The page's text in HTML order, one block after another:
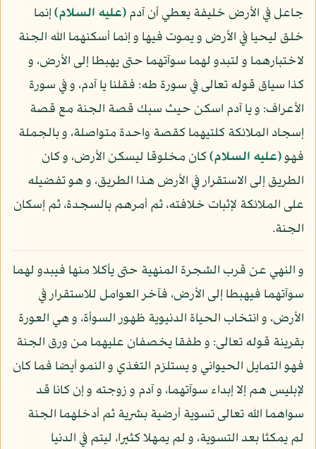
جاعل في الأرض خليفة يعطي أن آدم(عليه السلام)إنما
خلق ليحيا في الأرض و يموت فيها و إنما أسكنهما الله الجنة
لاختبارهما و لتبدو لهما سوآتهما حتى يهبطا إلى الأرض، و
كذا سياق قوله تعالى في سورة طه: فقلنا يا آدم، و في سورة
الأعراف: و يا آدم اسكن حيث سبك قصة الجنة مع قصة
إسجاد الملائكة كلتيهما كقصة واحدة متواصلة، و بالجملة
فهو(عليه السلام)كان مخلوقا ليسكن الأرض، و كان
الطريق إلى الاستقرار في الأرض هذا الطريق، و هو تفضيله
على الملائكة لإثبات خلافته، ثم أمرهم بالسجدة، ثم إسكان
الجنة.
و النهي عن قرب الشجرة المنهية حتى يأكلا منها فيبدو لهما
سوآتهما فيهبطا إلى الأرض، فآخر العوامل للاستقرار في
الأرض، و انتخاب الحياة الدنيوية ظهور السوأة، و هي العورة
بقرينة قوله تعالى: و طفقا يخصفان عليهما من ورق الجنة
فهو التمايل الحيواني و يستلزم التغذي و النمو أيضا فما كان
لإبليس هم إلا إبداء سوآتهما، و آدم و زوجته و إن كانا قد
سواهما الله تعالى تسوية أرضية بشرية ثم أدخلهما الجنة
لم يمكثا بعد التسوية، و لم يمهلا كثيرا، ليتم في الدنيا